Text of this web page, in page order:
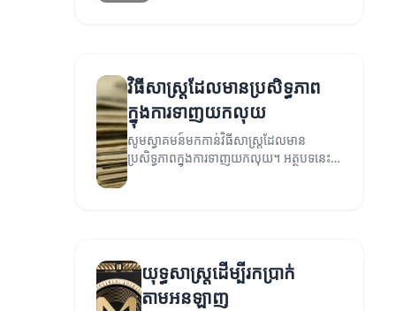
វិធីសាស្ត្រដែលមានប្រសិទ្ធភាព
ក្នុងការទាញយកលុយ
សូមស្វាគមន៍មកកាន់វិធីសាស្ត្រដែលមាន
ប្រសិទ្ធភាពក្នុងការទាញយកលុយ។ អត្ថបទនេះ
នឹងណែនាំអ្នកឱ្យស្គាល់ពីវិធីសាស្ត្រផ្សេងៗដែល
យុទ្ធសាស្ត្រដើម្បីរកប្រាក់
តាមអនឡាញ